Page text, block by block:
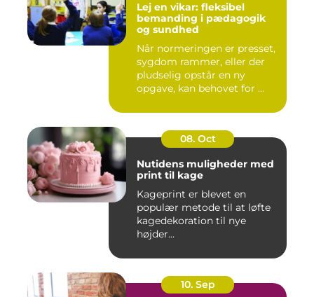
Lej en vikar: fleksibel
bemanding i pædagogik
og sundhed
Når normeringen er presset,
sygdom rammer, eller der
pludselig opstår en ny
opgave, kan behovet for ...
08. Oct
Nutidens muligheder med
print til kage
Kageprint er blevet en
populær metode til at løfte
kagedekoration til nye
højder...
10. Sep